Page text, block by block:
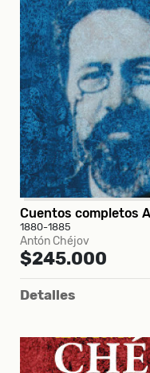
Cuentos completos
1880-1885
Antón Chéjov
$245.000
Detalles